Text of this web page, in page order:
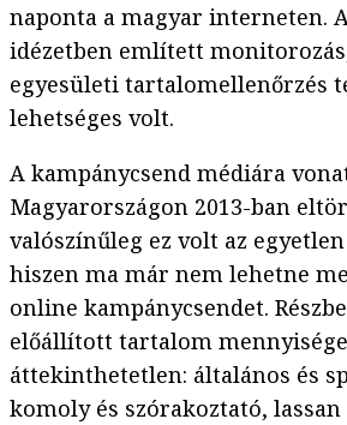
naponta a magyar interneten.
idézetben említett
egyesületi tartalomellenőrzés
lehetséges volt.
A kampánycsend médiára
Magyarországon 2013-ban
valószínűleg ez volt az
hiszen ma már nem lehetne
online kampánycsendet.
előállított tartalom
áttekinthetetlen: általános és
komoly és szórakoztató,